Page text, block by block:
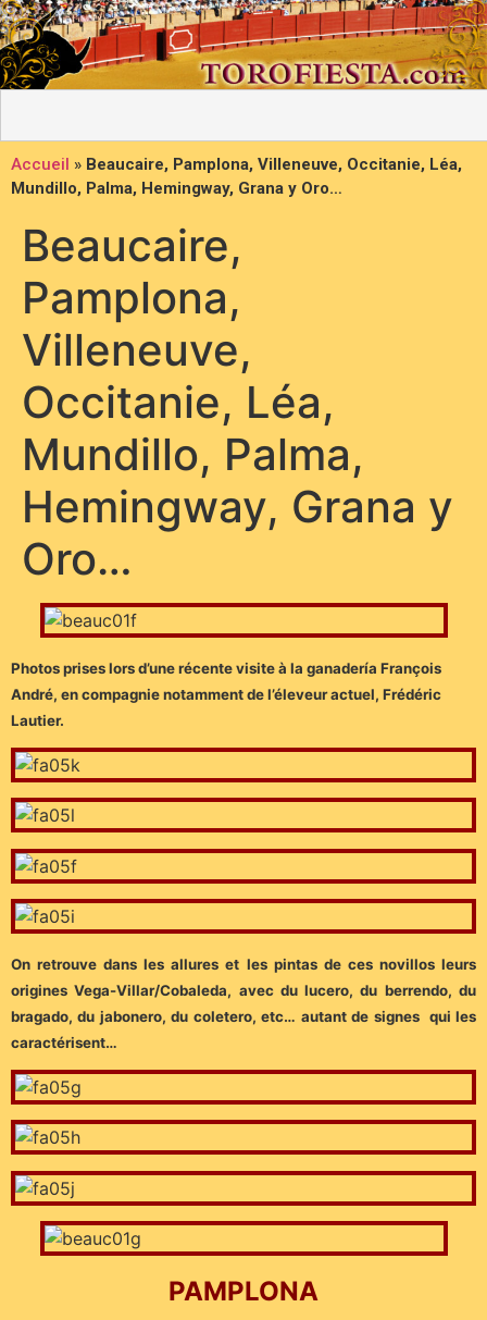
Accueil » Beaucaire, Pamplona, Villeneuve, Occitanie, Léa,
Mundillo, Palma, Hemingway, Grana y Oro…
Beaucaire,
Pamplona,
Villeneuve,
Occitanie, Léa,
Mundillo, Palma,
Hemingway, Grana y
Oro…
Photos prises lors d’une récente visite à la ganadería François
André, en compagnie notamment de l’éleveur actuel, Frédéric
Lautier.
On retrouve dans les allures et les pintas de ces novillos leurs
origines Vega-Villar/Cobaleda, avec du lucero, du berrendo, du
bragado, du jabonero, du coletero, etc… autant de signes qui les
caractérisent…
PAMPLONA